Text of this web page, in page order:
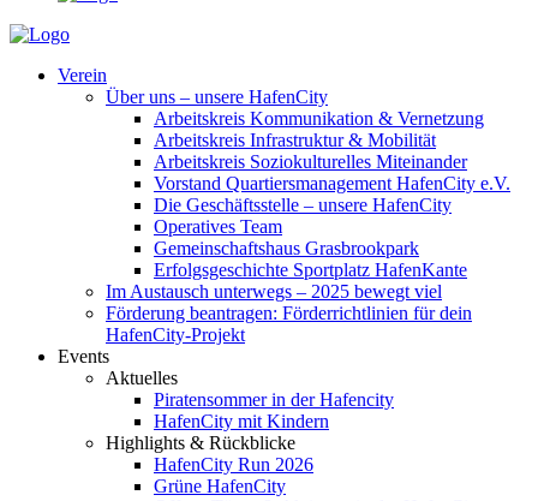
Verein
Über uns – unsere HafenCity
Arbeitskreis Kommunikation & Vernetzung
Arbeitskreis Infrastruktur & Mobilität
Arbeitskreis Soziokulturelles Miteinander
Vorstand Quartiersmanagement HafenCity e.V.
Die Geschäftsstelle – unsere HafenCity
Operatives Team
Gemeinschaftshaus Grasbrookpark
Erfolgsgeschichte Sportplatz HafenKante
Im Austausch unterwegs – 2025 bewegt viel
Förderung beantragen: Förderrichtlinien für dein
HafenCity-Projekt
Events
Aktuelles
Piratensommer in der Hafencity
HafenCity mit Kindern
Highlights & Rückblicke
HafenCity Run 2026
Grüne HafenCity